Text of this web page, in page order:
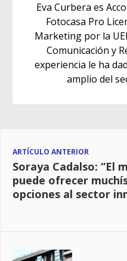
Eva Curbera es
Fotocasa Pro
Marketing por la
Comunicación y
experiencia le ha
amplio del
ARTÍCULO ANTERIOR
Soraya Cadalso: “El
puede ofrecer
opciones al sector